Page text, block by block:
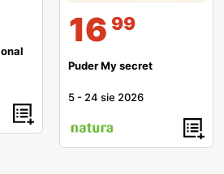
16 99
Puder My secret
5 - 24 sie 2026